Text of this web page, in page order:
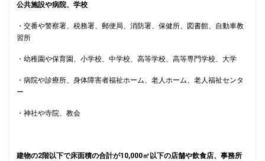
公共施設や病院、学校
・交番や警察署、税務署、郵便局、消防署、保健所、図書館、自動車教
習所
・幼稚園や保育園、小学校、中学校、高等学校、高等専門学校、大学
・病院や診療所、身体障害者福祉ホーム、老人ホーム、老人福祉センタ
ー
・神社や寺院、教会
建物の2階以下で床面積の合計が10,000㎡以下の店舗や飲食店、事務所